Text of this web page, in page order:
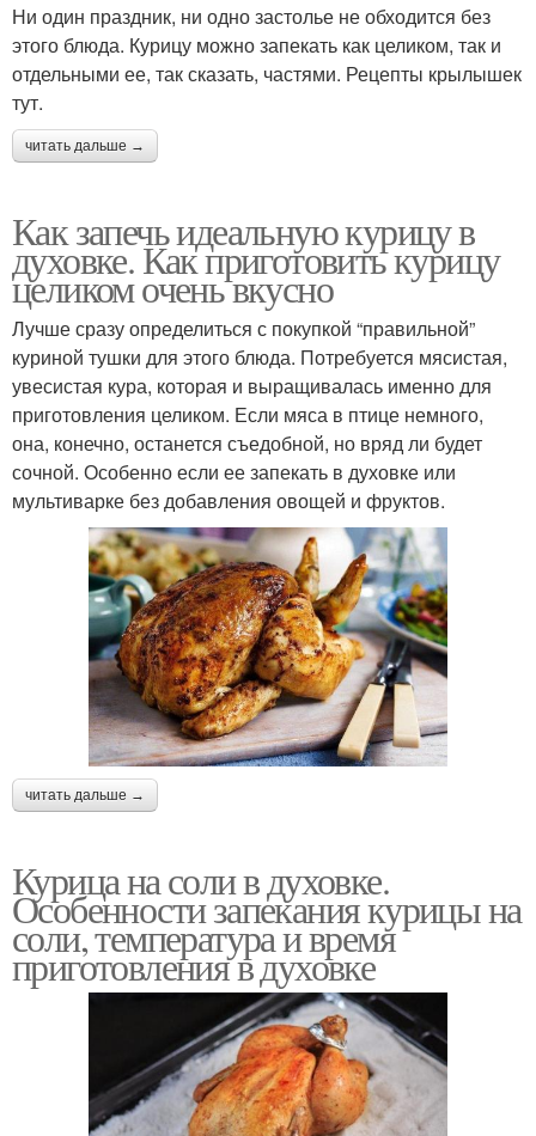
Ни один праздник, ни одно застолье не обходится без
этого блюда. Курицу можно запекать как целиком, так и
отдельными ее, так сказать, частями. Рецепты крылышек
тут.
читать дальше →
Как запечь идеальную курицу в
духовке. Как приготовить курицу
целиком очень вкусно
Лучше сразу определиться с покупкой “правильной”
куриной тушки для этого блюда. Потребуется мясистая,
увесистая кура, которая и выращивалась именно для
приготовления целиком. Если мяса в птице немного,
она, конечно, останется съедобной, но вряд ли будет
сочной. Особенно если ее запекать в духовке или
мультиварке без добавления овощей и фруктов.
читать дальше →
Курица на соли в духовке.
Особенности запекания курицы на
соли, температура и время
приготовления в духовке